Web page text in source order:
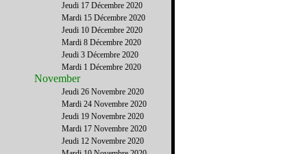
Jeudi 17 Décembre 2020
Mardi 15 Décembre 2020
Jeudi 10 Décembre 2020
Mardi 8 Décembre 2020
Jeudi 3 Décembre 2020
Mardi 1 Décembre 2020
November
Jeudi 26 Novembre 2020
Mardi 24 Novembre 2020
Jeudi 19 Novembre 2020
Mardi 17 Novembre 2020
Jeudi 12 Novembre 2020